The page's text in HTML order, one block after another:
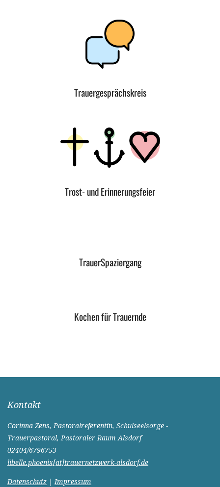
Trauergesprächskreis
Trost- und Erinnerungsfeier
TrauerSpaziergang
Kochen für Trauernde
Kontakt
Corinna Zens, Pastoralreferentin, Schulseelsorge -
Trauerpastoral, Pastoraler Raum Alsdorf
02404/6796753
libelle.phoenix[at]trauernetzwerk-alsdorf.de
Datenschutz |Impressum